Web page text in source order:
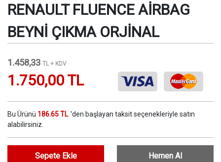
RENAULT FLUENCE AİRBAG
BEYNİ ÇIKMA ORJİNAL
1.458,33 TL + KDV
1.750,00 TL
Bu Ürünü 186.65 TL 'den başlayan taksit seçenekleriyle satın
alabilirsiniz.
Sepete Ekle Hemen Al